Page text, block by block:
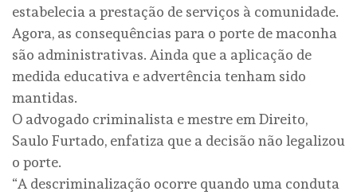
estabelecia a prestação de serviços à comunidade.
Agora, as consequências para o porte de maconha
são administrativas. Ainda que a aplicação de
medida educativa e advertência tenham sido
mantidas.
O advogado criminalista e mestre em Direito,
Saulo Furtado, enfatiza que a decisão não legalizou
o porte.
“A descriminalização ocorre quando uma conduta